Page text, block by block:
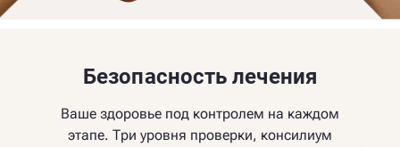
Безопасность лечения
Ваше здоровье под контролем на каждом
этапе. Три уровня проверки, консилиум